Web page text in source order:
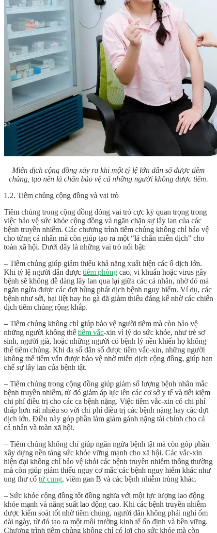
Miễn dịch cộng đồng xảy ra khi một tỷ lệ lớn dân số được tiêm
chủng, tạo nên lá chắn bảo vệ cả những người không được tiêm.
1.2. Tiêm chủng cộng đồng và vai trò
Tiêm chủng trong cộng đồng đóng vai trò cực kỳ quan trọng trong
việc bảo vệ sức khỏe cộng đồng và ngăn chặn sự lây lan của các
bệnh truyền nhiễm. Các chương trình tiêm chủng không chỉ bảo vệ
cho từng cá nhân mà còn giúp tạo ra một “lá chắn miễn dịch” cho
toàn xã hội. Dưới đây là những vai trò nổi bật:
– Tiêm chủng giúp giảm thiểu khả năng xuất hiện các ổ dịch lớn.
Khi tỷ lệ người dân được tiêm phòng cao, vi khuẩn hoặc virus gây
bệnh sẽ không dễ dàng lây lan qua lại giữa các cá nhân, nhờ đó mà
ngăn ngừa được các đợt bùng phát dịch bệnh nguy hiểm. Ví dụ, các
bệnh như sởi, bại liệt hay ho gà đã giảm thiểu đáng kể nhờ các chiến
dịch tiêm chủng rộng khắp.
– Tiêm chủng không chỉ giúp bảo vệ người tiêm mà còn bảo vệ
những người không thể tiêm vắc-xin vì lý do sức khỏe, như trẻ sơ
sinh, người già, hoặc những người có bệnh lý nền khiến họ không
thể tiêm chủng. Khi đa số dân số được tiêm vắc-xin, những người
không thể tiêm vẫn được bảo vệ nhờ miễn dịch cộng đồng, giúp hạn
chế sự lây lan của bệnh tật.
– Tiêm chủng trong cộng đồng giúp giảm số lượng bệnh nhân mắc
bệnh truyền nhiễm, từ đó giảm áp lực lên các cơ sở y tế và tiết kiệm
chi phí điều trị cho các ca bệnh nặng. Việc tiêm vắc-xin có chi phí
thấp hơn rất nhiều so với chi phí điều trị các bệnh nặng hay các đợt
dịch lớn. Điều này góp phần làm giảm gánh nặng tài chính cho cả
cá nhân và toàn xã hội.
– Tiêm chủng không chỉ giúp ngăn ngừa bệnh tật mà còn góp phần
xây dựng nền tảng sức khỏe vững mạnh cho xã hội. Các vắc-xin
hiện đại không chỉ bảo vệ khỏi các bệnh truyền nhiễm thông thường
mà còn giúp giảm thiểu nguy cơ mắc các bệnh nguy hiểm khác như
ung thư cổ tử cung, viêm gan B và các bệnh nhiễm trùng khác.
– Sức khỏe cộng đồng tốt đồng nghĩa với một lực lượng lao động
khỏe mạnh và năng suất lao động cao. Khi các bệnh truyền nhiễm
được kiểm soát tốt nhờ tiêm chủng, người dân không phải nghỉ ốm
dài ngày, từ đó tạo ra một môi trường kinh tế ổn định và bền vững.
Chương trình tiêm chủng không chỉ có lợi cho sức khỏe mà còn